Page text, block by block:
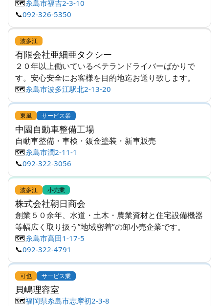
🗺️糸島市福吉2-3-10
📞092-326-5350
波多江
有限会社亜細亜タクシー
２０年以上働いているベテランドライバーばかりで
す。安心安全にお客様を目的地迄お送り致します。
🗺️糸島市波多江駅北2-13-20
東風 サービス業
中園自動車整備工場
自動車整備・車検・鈑金塗装・新車販売
🗺️糸島市潤2-11-1
📞092-322-3056
波多江 小売業
株式会社朝日商会
創業５０余年、水道・土木・農業資材と住宅設備機器
等幅広く取り扱う”地域密着”の卸小売企業です。
🗺️糸島市高田1-17-5
📞092-322-4791
可也 サービス業
貝嶋理容室
🗺️福岡県糸島市志摩初2-3-8